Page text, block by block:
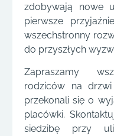
zdobywają nowe
pierwsze
wszechstronny
do przyszłych
Zapraszamy
rodziców na
przekonali się o
placówki.
siedzibę przy